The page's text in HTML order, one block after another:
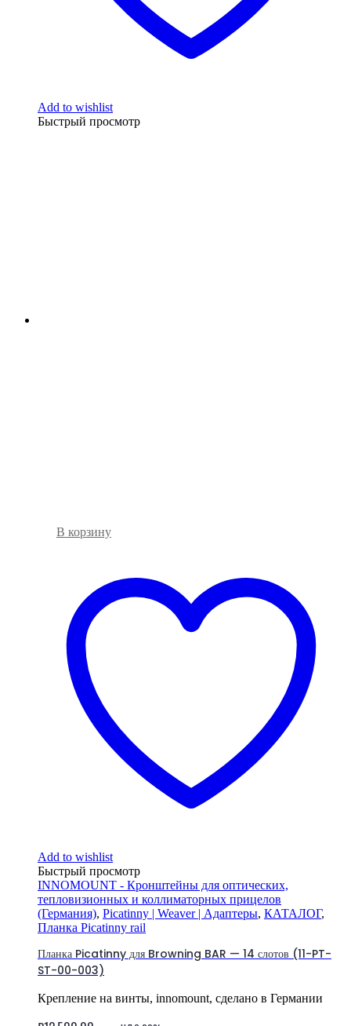
Add to wishlist
Быстрый просмотр
В корзину
Add to wishlist
Быстрый просмотр
INNOMOUNT - Кронштейны для оптических,
тепловизионных и коллиматорных прицелов
(Германия), Picatinny | Weaver | Адаптеры, КАТАЛОГ,
Планка Picatinny rail
Планка Picatinny для Browning BAR — 14 слотов (11-PT-
ST-00-003)
Крепление на винты, innomount, сделано в Германии